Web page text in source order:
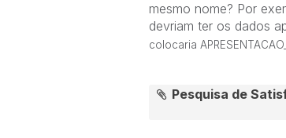
mesmo nome? Por
devriam ter os dados
colocaria
Pesquisa de